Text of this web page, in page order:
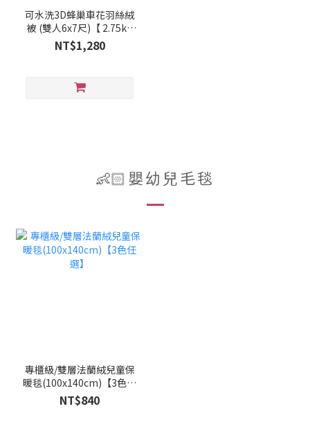
可水洗3D蜂巢車花羽絲絨
被 (雙人6x7尺)【 2.75kg
】
NT$1,280
👶🏻嬰幼兒毛毯
專櫃級/雙層法蘭絨兒童保
暖毯(100x140cm)【3色任
選】
NT$840